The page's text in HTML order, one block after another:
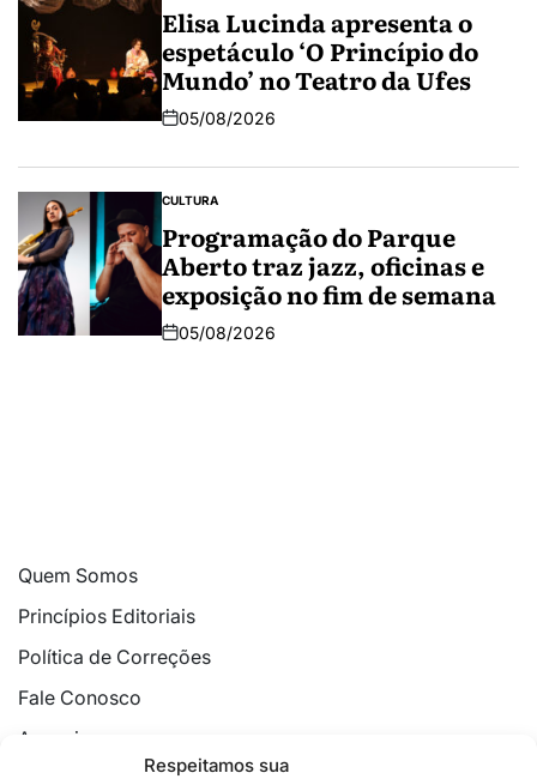
Respeitamos sua
Elisa Lucinda apresenta o
espetáculo ‘O Princípio do
Mundo’ no Teatro da Ufes
05/08/2026
CULTURA
Programação do Parque
Aberto traz jazz, oficinas e
exposição no fim de semana
05/08/2026
Quem Somos
Princípios Editoriais
Política de Correções
Fale Conosco
Anuncie